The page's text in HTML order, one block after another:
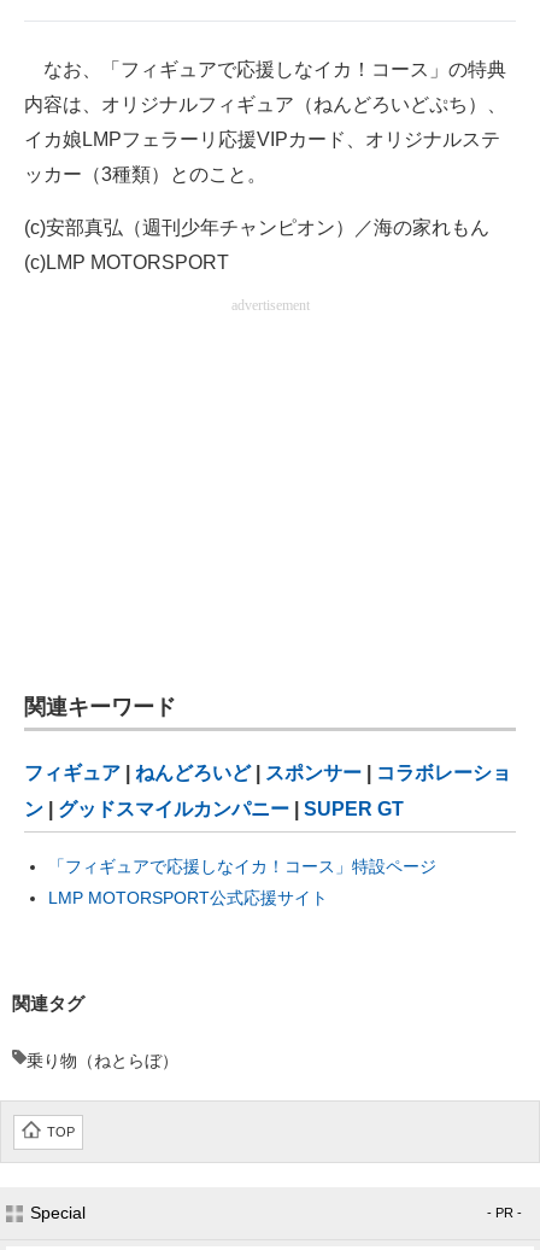
なお、「フィギュアで応援しなイカ！コース」の特典
内容は、オリジナルフィギュア（ねんどろいどぷち）、
イカ娘LMPフェラーリ応援VIPカード、オリジナルステ
ッカー（3種類）とのこと。
(c)安部真弘（週刊少年チャンピオン）／海の家れもん
(c)LMP MOTORSPORT
advertisement
関連キーワード
フィギュア ねんどろいど| スポンサー
コラボレーショ
ン
グッドスマイルカンパニー SUPER GT
「フィギュアで応援しなイカ！コース」特設ページ
LMP MOTORSPORT公式応援サイト
関連タグ
乗り物（ねとらぼ）
TOP
Special - PR -